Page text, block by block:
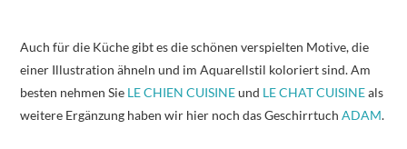
Auch für die Küche gibt es die schönen verspielten Motive, die
einer Illustration ähneln und im Aquarellstil koloriert sind. Am
besten nehmen Sie LE CHIEN CUISINEund LE CHAT CUISINEals
weitere Ergänzung haben wir hier noch das GeschirrtuchADAM.